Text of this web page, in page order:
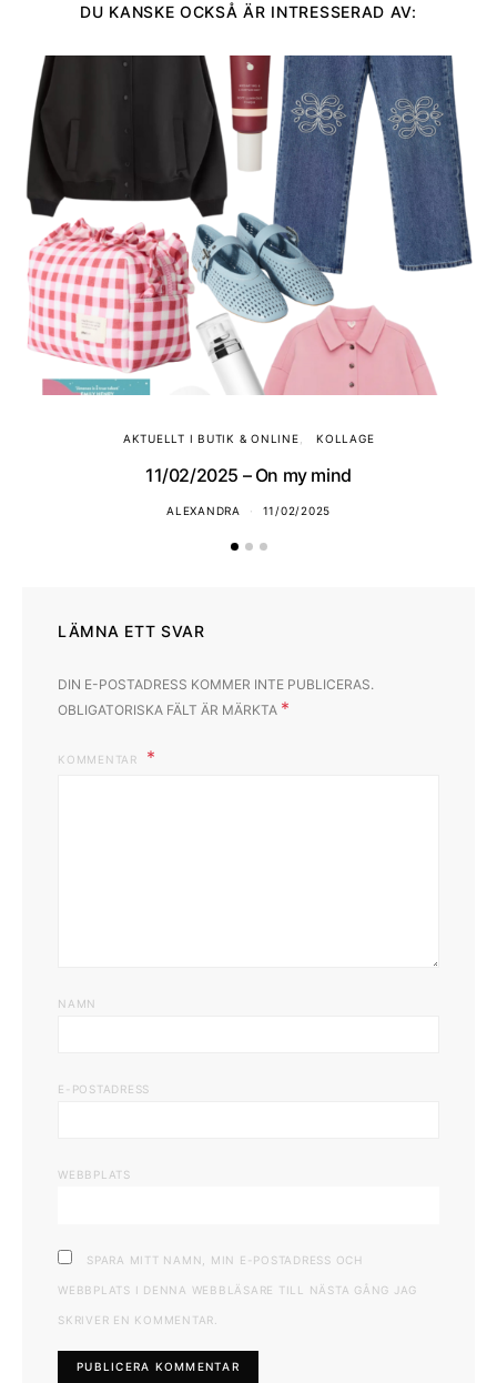
DU KANSKE OCKSÅ ÄR INTRESSERAD AV:
AKTUELLT I BUTIK & ONLINE KOLLAGE
11/02/2025 – On my mind
ALEXANDRA 11/02/2025
LÄMNA ETT SVAR
DIN E-POSTADRESS KOMMER INTE PUBLICERAS.
OBLIGATORISKA FÄLT ÄR MÄRKTA *
KOMMENTAR
NAMN
E-POSTADRESS
WEBBPLATS
SPARA MITT NAMN, MIN E-POSTADRESS OCH
WEBBPLATS I DENNA WEBBLÄSARE TILL NÄSTA GÅNG JAG
SKRIVER EN KOMMENTAR.